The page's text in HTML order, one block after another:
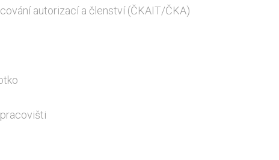
autorizací a členství (ČKAIT/ČKA)